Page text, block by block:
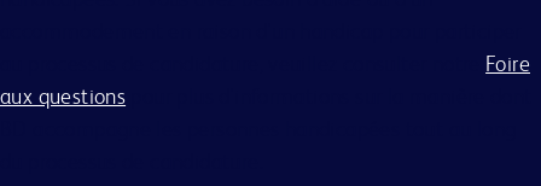
Foire
aux questions